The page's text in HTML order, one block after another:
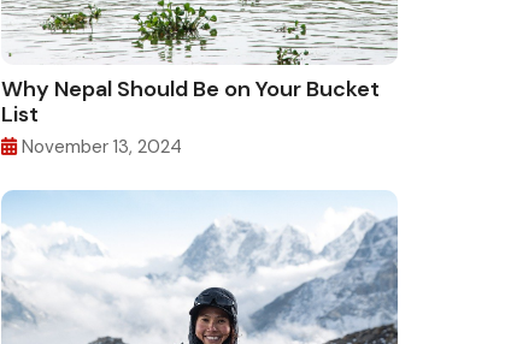
Why Nepal Should Be on Your Bucket
List
November 13, 2024